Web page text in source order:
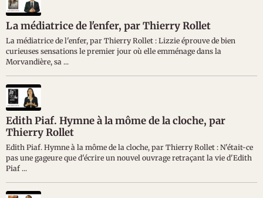
La médiatrice de l'enfer, par Thierry Rollet
La médiatrice de l'enfer, par Thierry Rollet : Lizzie éprouve de bien
curieuses sensations le premier jour où elle emménage dans la
Morvandière, sa ...
Edith Piaf. Hymne à la môme de la cloche, par
Thierry Rollet
Edith Piaf. Hymne à la môme de la cloche, par Thierry Rollet : N'était-ce
pas une gageure que d'écrire un nouvel ouvrage retraçant la vie d'Edith
Piaf ...